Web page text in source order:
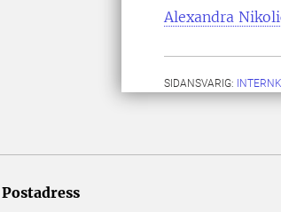
Alexandra
SIDANSVARIG:
Postadress